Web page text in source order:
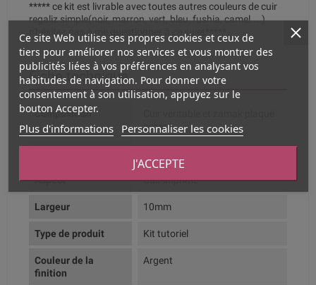
***** ce kit est livrable avec toutes autres couleurs de cuir
regaliz simple(noir, marron, vert, bleu, fushia, camel....)
n'hésitez pas à me questionner à ce sujet*****
Fiche technique
Composition
argent
Aspect Cuir imprimé
Largeur 10mm
Type de produit Kit tutoriel
Couleur de la
finition
Argent
Ce site Web utilise ses propres cookies et ceux de
tiers pour améliorer nos services et vous montrer des
publicités liées à vos préférences en analysant vos
habitudes de navigation. Pour donner votre
consentement à son utilisation, appuyez sur le
bouton Accepter.
Plus d'informations Personnaliser les cookies
J'ACCEPTE